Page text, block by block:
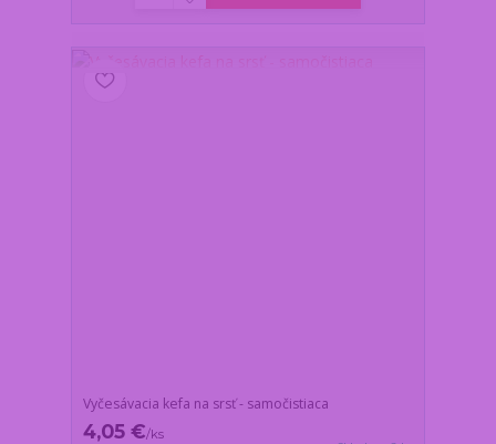
Vyčesávacia kefa na srsť - samočistiaca
4,05 €/ks